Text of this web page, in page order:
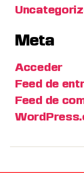
Meta
Acceder
Feed de
Feed de